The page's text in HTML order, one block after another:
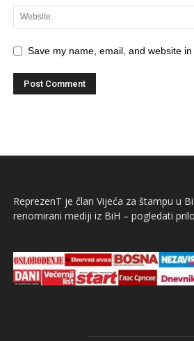
Save my name, email, and website
ReprezenT je član Vijeća za štampu u
renomirani mediji iz BiH – pogledati